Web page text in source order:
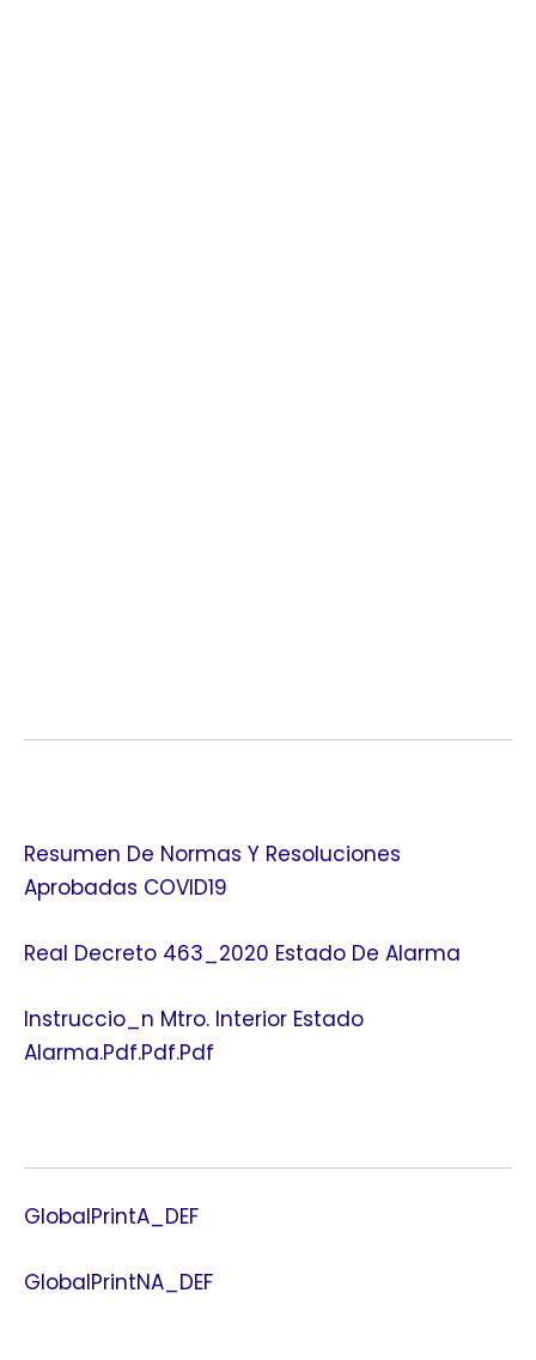
Resumen De Normas Y Resoluciones
Aprobadas COVID19
Real Decreto 463_2020 Estado De Alarma
Instruccio_n Mtro. Interior Estado
Alarma.pdf.pdf.pdf
GlobalPrintA_DEF
GlobalPrintNA_DEF